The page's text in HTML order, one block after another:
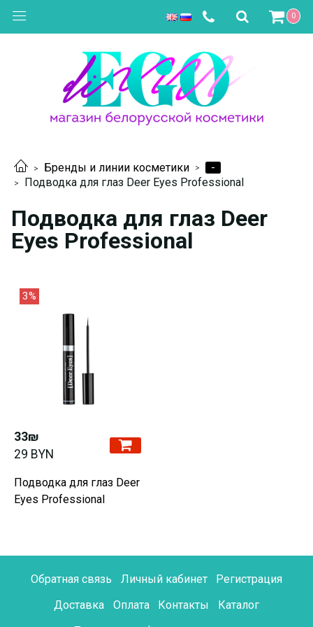
0
Бренды и линии косметики
-
Подводка для глаз Deer Eyes Professional
Подводка для глаз Deer
Eyes Professional
3%
33₪
29 BYN
Подводка для глаз Deer
Eyes Professional
Обратная связь Личный кабинет
Регистрация
Доставка
Оплата Контакты
Каталог